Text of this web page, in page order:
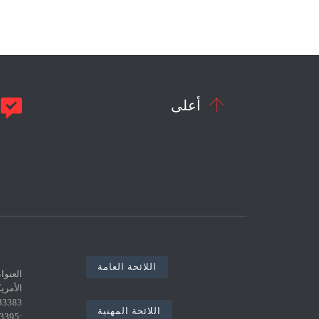
  أعلى
:0021671783395 البريد الإلكتروني :
اللائحة العامة
اللائحة المهنية